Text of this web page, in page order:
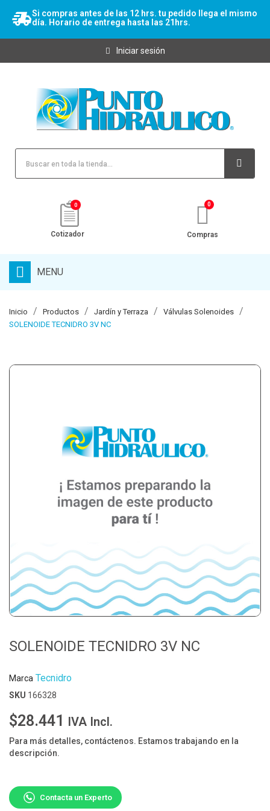
Si compras antes de las 12 hrs. tu pedido llega el mismo
día. Horario de entrega hasta las 21hrs.
Iniciar sesión
0
Cotizador Compras
MENU
Inicio Productos Jardín y Terraza
Válvulas Solenoides
SOLENOIDE TECNIDRO 3V NC
SOLENOIDE TECNIDRO 3V NC
Marca Tecnidro
SKU 166328
$28.441 IVA Incl.
Para más detalles, contáctenos. Estamos trabajando en la
descripción.
Contacta un Experto